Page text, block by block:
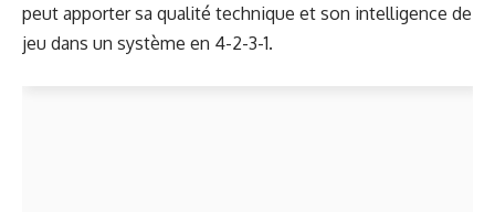
peut apporter sa qualité technique et son intelligence de
jeu dans un système en 4-2-3-1.